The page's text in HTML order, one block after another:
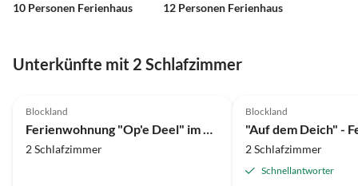
10 Personen Ferienhaus 12 Personen Ferienhaus
Unterkünfte mit 2 Schlafzimmer
Blockland
Ferienwohnung "Op'e Deel" im Bremer Blockland
2 Schlafzimmer
Blockland
"Auf dem Deich" -
2 Schlafzimmer
Schnellantworter